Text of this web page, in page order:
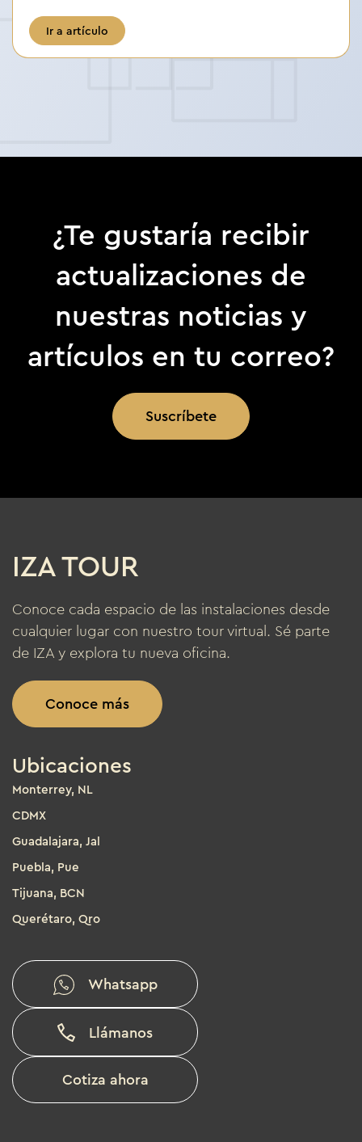
Ir a artículo
¿Te gustaría recibir
actualizaciones de
nuestras noticias y
artículos en tu correo?
Suscríbete
IZA TOUR
Conoce cada espacio de las instalaciones desde
cualquier lugar con nuestro tour virtual. Sé parte
de IZA y explora tu nueva oficina.
Conoce más
Ubicaciones
Monterrey, NL
CDMX
Guadalajara, Jal
Puebla, Pue
Tijuana, BCN
Querétaro, Qro
Whatsapp
Llámanos
Cotiza ahora